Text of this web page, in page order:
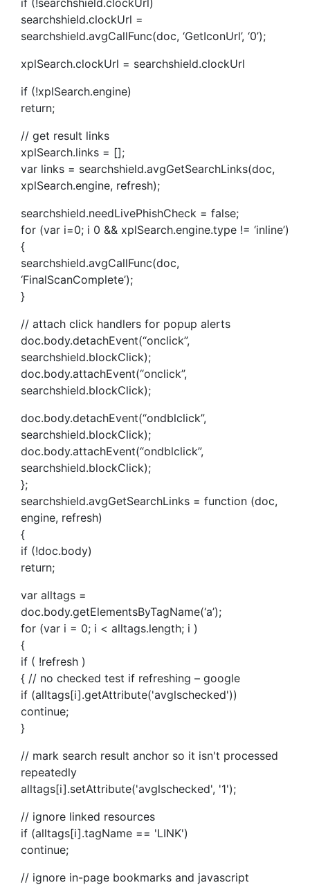
searchshield.clockUrl =
searchshield.avgCallFunc(doc, ‘GetIconUrl’, ‘0’);
xplSearch.clockUrl = searchshield.clockUrl
if (!xplSearch.engine)
return;
// get result links
xplSearch.links = [];
var links = searchshield.avgGetSearchLinks(doc,
xplSearch.engine, refresh);
searchshield.needLivePhishCheck = false;
for (var i=0; i 0 && xplSearch.engine.type != ‘inline’)
{
searchshield.avgCallFunc(doc,
‘FinalScanComplete’);
}
// attach click handlers for popup alerts
doc.body.detachEvent(“onclick”,
searchshield.blockClick);
doc.body.attachEvent(“onclick”,
searchshield.blockClick);
doc.body.detachEvent(“ondblclick”,
searchshield.blockClick);
doc.body.attachEvent(“ondblclick”,
searchshield.blockClick);
};
searchshield.avgGetSearchLinks = function (doc,
engine, refresh)
{
if (!doc.body)
return;
var alltags =
doc.body.getElementsByTagName(‘a’);
for (var i = 0; i < alltags.length; i )
{
if ( !refresh )
{ // no checked test if refreshing – google
if (alltags[i].getAttribute('avglschecked'))
continue;
}
// mark search result anchor so it isn't processed
repeatedly
alltags[i].setAttribute('avglschecked', '1');
// ignore linked resources
if (alltags[i].tagName == 'LINK')
continue;
// ignore in-page bookmarks and javascript